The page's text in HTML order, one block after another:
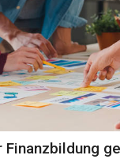
Finanzbildung